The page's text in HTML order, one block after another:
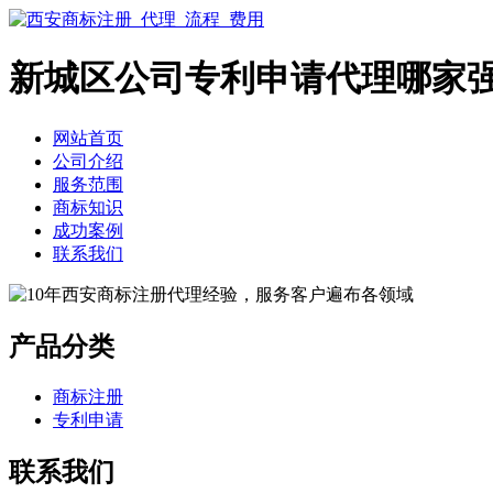
新城区公司专利申请代理哪家
网站首页
公司介绍
服务范围
商标知识
成功案例
联系我们
产品分类
商标注册
专利申请
联系我们